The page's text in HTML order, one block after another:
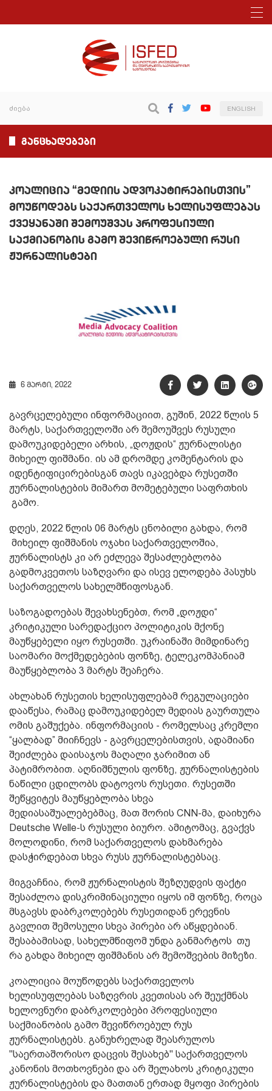
ENGLISH
განცხადებები
კოალიცია “მედიის ადვოკატირებისთვის”
მოუწოდებს საქართველოს ხელისუფლებას
ქვეყანაში შემოუშვას პროფესიული
საქმიანობის გამო შევიწროებული რუსი
ჟურნალისტები
6 მარტი, 2022
გავრცელებული ინფორმაციით, გუშინ, 2022 წლის 5
მარტს, საქართველოში არ შემოუშვეს რუსული
დამოუკიდებელი არხის, „დოჟდის“ ჟურნალისტი
მიხეილ ფიშმანი. ის ამ დრომდე კომენტარის და
იდენტიფიცირებისგან თავს იკავებდა რუსეთში
ჟურნალისტების მიმართ მომეტებული საფრთხის
გამო.
დღეს, 2022 წლის 06 მარტს ცნობილი გახდა, რომ
მიხეილ ფიშმანის ოჯახი საქართველოშია,
ჟურნალისტს კი არ ეძლევა შესაძლებლობა
გადმოკვეთოს საზღვარი და ისევ ელოდება პასუხს
საქართველოს სახელმწიფოსგან.
საზოგადოებას შევახსენებთ, რომ „დოჟდი“
კრიტიკული სარედაქციო პოლიტიკის მქონე
მაუწყებელი იყო რუსეთში. უკრაინაში მიმდინარე
საომარი მოქმედებების ფონზე, ტელეკომპანიამ
მაუწყებლობა 3 მარტს შეაჩერა.
ახლახან რუსეთის ხელისუფლებამ რეგულაციები
დააწესა, რამაც დამოუკიდებელ მედიას გაურთულა
ომის გაშუქება. ინფორმაციის - რომელსაც კრემლი
“ყალბად” მიიჩნევს - გავრცელებისთვის, ადამიანი
შეიძლება დაისაჯოს მაღალი ჯარიმით ან
პატიმრობით. აღნიშნულის ფონზე, ჟურნალისტების
ნაწილი ცდილობს დატოვოს რუსეთი. რუსეთში
შეწყვიტეს მაუწყებლობა სხვა
მედიასაშუალებებმაც, მათ შორის CNN-მა, დაიხურა
Deutsche Welle-ს რუსული ბიურო. ამიტომაც, გვაქვს
მოლოდინი, რომ საქართველოს დახმარება
დასჭირდებათ სხვა რუსს ჟურნალისტებსაც.
მიგვაჩნია, რომ ჟურნალისტის შეზღუდვის ფაქტი
შესაძლოა დისკრიმინაციული იყოს იმ ფონზე, როცა
მსგავსს დაბრკოლებებს რუსეთიდან ერევნის
გავლით შემოსული სხვა პირები არ აწყდებიან.
შესაბამისად, სახელმწიფომ უნდა განმარტოს თუ
რა გახდა მიხეილ ფიშმანის არ შემოშვების მიზეზი.
კოალიცია მოუწოდებს საქართველოს
ხელისუფლებას საზღვრის კვეთისას არ შეუქმნას
ხელოვნური დაბრკოლებები პროფესიული
საქმიანობის გამო შევიწროებულ რუს
ჟურნალისტებს. განუხრელად შეასრულოს
"საერთაშორისო დაცვის შესახებ" საქართველოს
კანონის მოთხოვნები და არ შელახოს კრიტიკული
ჟურნალისტების და მათთან ერთად მყოფი პირების